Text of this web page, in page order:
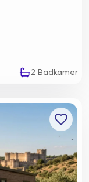
2 Badkamer